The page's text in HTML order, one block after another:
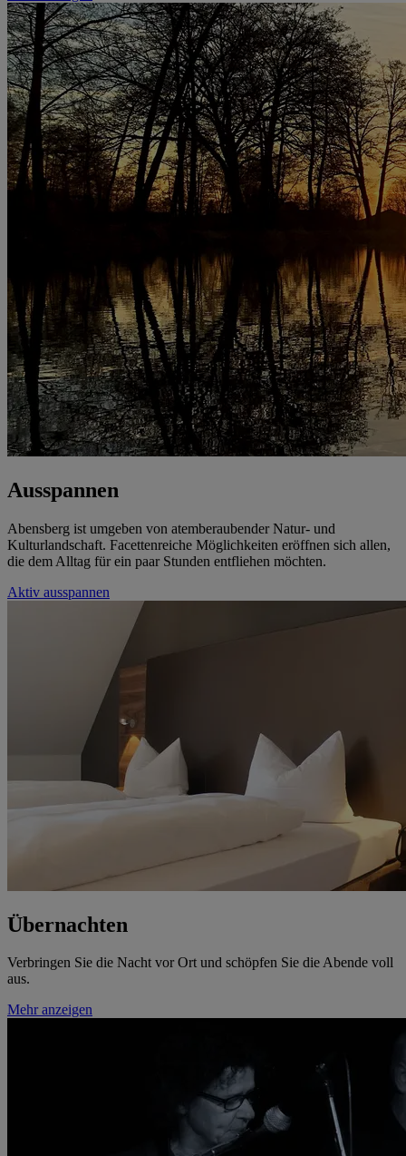
Ausspannen
Abensberg ist umgeben von atemberaubender Natur- und
Kulturlandschaft. Facettenreiche Möglichkeiten eröffnen sich allen,
die dem Alltag für ein paar Stunden entfliehen möchten.
Aktiv ausspannen
Übernachten
Verbringen Sie die Nacht vor Ort und schöpfen Sie die Abende voll
aus.
Mehr anzeigen